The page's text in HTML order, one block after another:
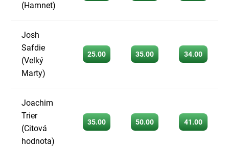
(Hamnet)
Josh
Safdie
(Velký
Marty)
25.00 35.00 34.00
Joachim
Trier
(Citová
hodnota)
35.00 50.00 41.00